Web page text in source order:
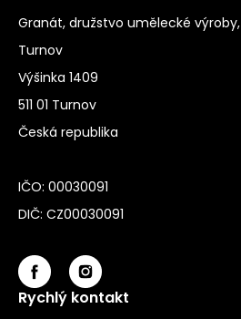
Granát, družstvo umělecké výroby,
Turnov
Výšinka 1409
511 01 Turnov
Česká republika
IČO: 00030091
DIČ: CZ00030091
Rychlý kontakt